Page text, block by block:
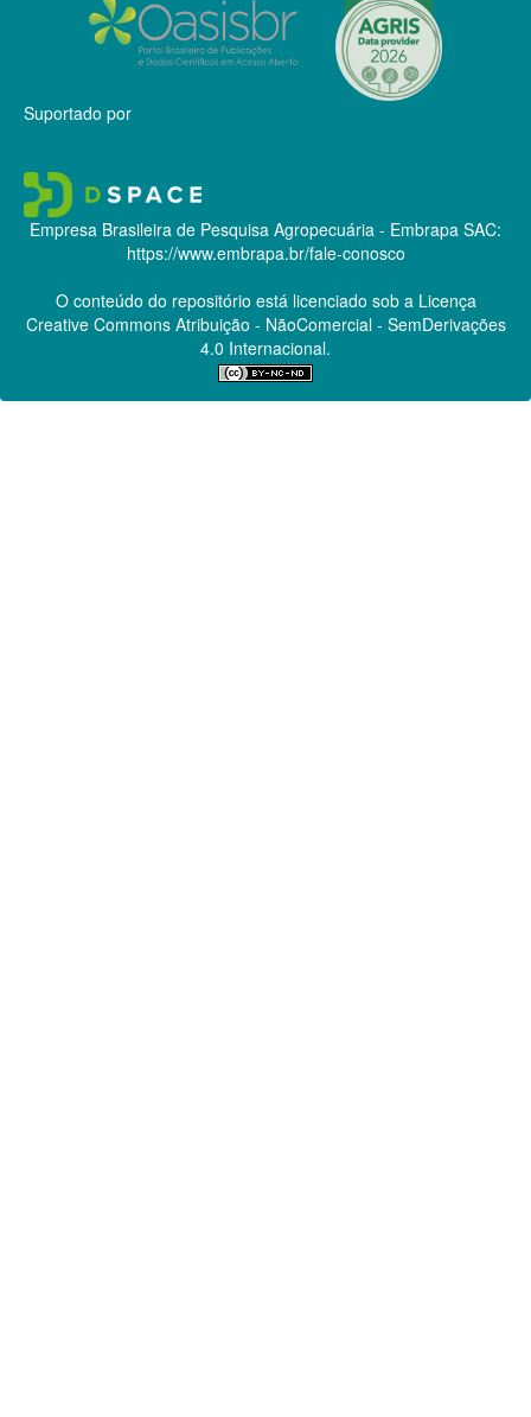
Suportado por
Empresa Brasileira de Pesquisa Agropecuária - Embrapa SAC:
https://www.embrapa.br/fale-conosco
O conteúdo do repositório está licenciado sob a Licença
Creative CommonsAtribuição - NãoComercial - SemDerivações
4.0 Internacional.